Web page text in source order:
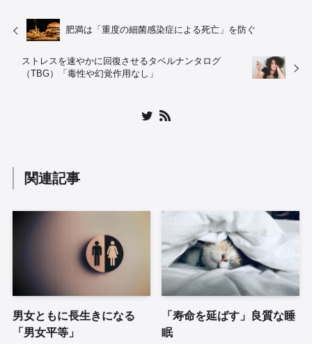
肥満は「重度の細菌感染症による死亡」を防ぐ
ストレスを速やかに回復させるタベルナンタログ
（TBG）「毒性や幻覚作用なし」
関連記事
男女ともに長生きになる
「男女平等」
「寿命を延ばす」良質な睡
眠